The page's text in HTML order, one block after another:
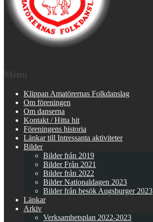
Menu
Klippan Amatörernas Folkdanslag
Om föreningen
Om danserna
Kontakt / Hitta hit
Föreningens historia
Länkar till Intressanta aktiviteter
Bilder
Bilder från 2019
Bilder Från 2021
Bilder från 2022
Bilder Nationaldagen 2023
Bilder från besök Augsburger 2023
Länkar
Arkiv
Verksamhetsplan 2022-2023